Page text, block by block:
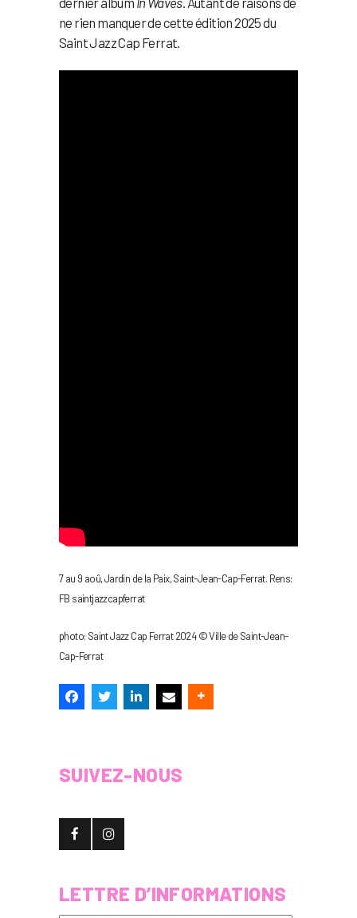
ne rien manquer de cette édition 2025 du
Saint Jazz Cap Ferrat.
7 au 9 aoû, Jardin de la Paix, Saint-Jean-Cap-Ferrat. Rens:
FB saintjazzcapferrat
photo: Saint Jazz Cap Ferrat 2024 © Ville de Saint-Jean-
Cap-Ferrat
SUIVEZ-NOUS
LETTRE D’INFORMATIONS